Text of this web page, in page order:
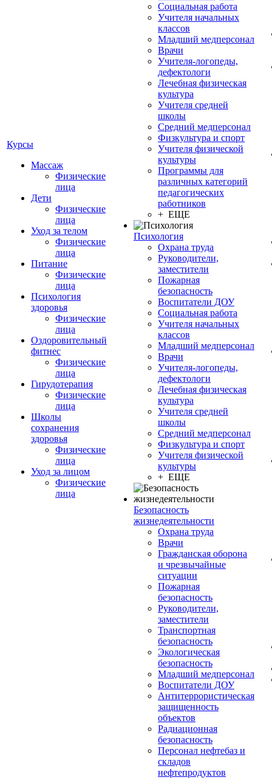
Курсы
Массаж
Физические
лица
Дети
Физические
лица
Уход за телом
Физические
лица
Питание
Физические
лица
Психология
здоровья
Физические
лица
Оздоровительный
фитнес
Физические
лица
Гирудотерапия
Физические
лица
Школы
сохранения
здоровья
Физические
лица
Уход за лицом
Физические
лица
Социальная работа
Учителя начальных
классов
Младший медперсонал
Врачи
Учителя-логопеды,
дефектологи
Лечебная физическая
культура
Учителя средней
школы
Средний медперсонал
Физкультура и спорт
Учителя физической
культуры
Программы для
различных категорий
педагогических
работников
+ ЕЩЕ
Психология
Охрана труда
Руководители,
заместители
Пожарная
безопасность
Воспитатели ДОУ
Социальная работа
Учителя начальных
классов
Младший медперсонал
Врачи
Учителя-логопеды,
дефектологи
Лечебная физическая
культура
Учителя средней
школы
Средний медперсонал
Физкультура и спорт
Учителя физической
культуры
+ ЕЩЕ
Безопасность
жизнедеятельности
Охрана труда
Врачи
Гражданская оборона
и чрезвычайные
ситуации
Пожарная
безопасность
Руководители,
заместители
Транспортная
безопасность
Экологическая
безопасность
Младший медперсонал
Воспитатели ДОУ
Антитеррористическая
защищенность
объектов
Радиационная
безопасность
Персонал нефтебаз и
складов
нефтепродуктов